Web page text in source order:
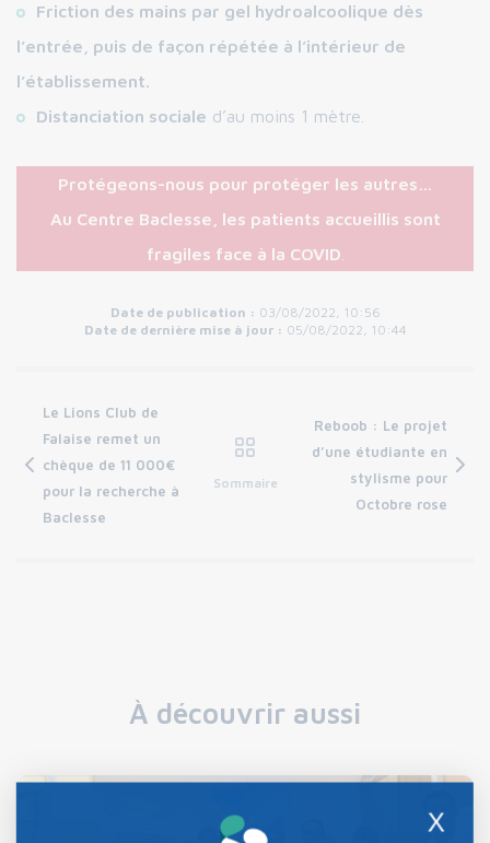
Friction des mains par gel hydroalcoolique dès
l’entrée, puis de façon répétée à l’intérieur de
l’établissement.
Distanciation sociale d’au moins 1 mètre.
Protégeons-nous pour protéger les autres…
Au Centre Baclesse, les patients accueillis sont
fragiles face à la COVID
Date de publication : 03/08/2022, 10:56
Date de dernière mise à jour : 05/08/2022, 10:44
Le Lions Club de
Falaise remet un
chèque de 11 000€
pour la recherche à
Baclesse
Sommaire
Reboob : Le projet
d’une étudiante en
stylisme pour
Octobre rose
À découvrir aussi
X